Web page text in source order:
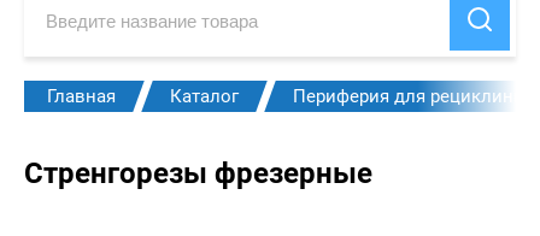
Главная Каталог Периферия для рециклинга
Стренгорезы фрезерные